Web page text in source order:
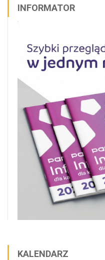
INFORMATOR
KALENDARZ